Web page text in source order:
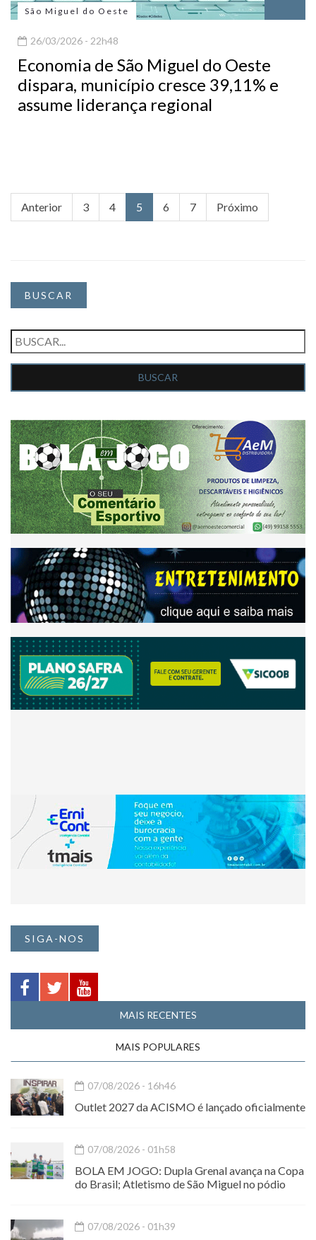
São Miguel do Oeste
26/03/2026 - 22h48
Economia de São Miguel do Oeste
dispara, município cresce 39,11% e
assume liderança regional
Anterior 3 4 5 6 7 Próximo
BUSCAR
SIGA-NOS
MAIS RECENTES
MAIS POPULARES
07/08/2026 - 16h46
Outlet 2027 da ACISMO é lançado oficialmente
07/08/2026 - 01h58
BOLA EM JOGO: Dupla Grenal avança na Copa
do Brasil; Atletismo de São Miguel no pódio
07/08/2026 - 01h39